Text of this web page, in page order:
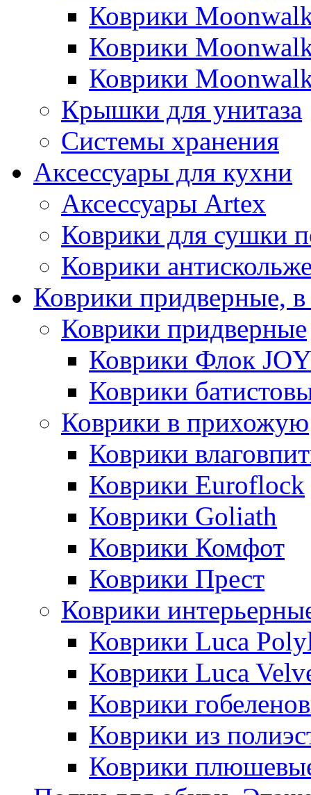
Коврики
Коврики
Коврики
Крышки для унитаза
Системы хранения
Аксессуары для кухни
Аксессуары Artex
Коврики для сушки
Коврики
Коврики придверные,
Коврики придверные
Коврики Флок
Коврики
Коврики в прихожую
Коврики
Коврики Euroflock
Коврики Goliath
Коврики Комфот
Коврики Прест
Коврики
Коврики Luca
Коврики Luca
Коврики
Коврики из
Коврики